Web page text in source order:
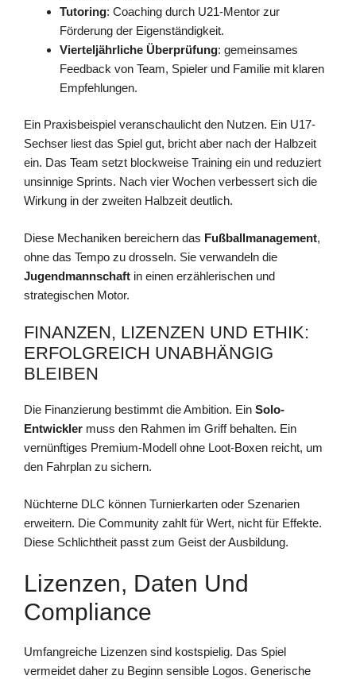
Tutoring: Coaching durch U21-Mentor zur
Förderung der Eigenständigkeit.
Vierteljährliche Überprüfung: gemeinsames
Feedback von Team, Spieler und Familie mit klaren
Empfehlungen.
Ein Praxisbeispiel veranschaulicht den Nutzen. Ein U17-
Sechser liest das Spiel gut, bricht aber nach der Halbzeit
ein. Das Team setzt blockweise Training ein und reduziert
unsinnige Sprints. Nach vier Wochen verbessert sich die
Wirkung in der zweiten Halbzeit deutlich.
Diese Mechaniken bereichern das Fußballmanagement,
ohne das Tempo zu drosseln. Sie verwandeln die
Jugendmannschaft in einen erzählerischen und
strategischen Motor.
FINANZEN, LIZENZEN UND ETHIK:
ERFOLGREICH UNABHÄNGIG
BLEIBEN
Die Finanzierung bestimmt die Ambition. Ein Solo-
Entwickler muss den Rahmen im Griff behalten. Ein
vernünftiges Premium-Modell ohne Loot-Boxen reicht, um
den Fahrplan zu sichern.
Nüchterne DLC können Turnierkarten oder Szenarien
erweitern. Die Community zahlt für Wert, nicht für Effekte.
Diese Schlichtheit passt zum Geist der Ausbildung.
Lizenzen, Daten Und
Compliance
Umfangreiche Lizenzen sind kostspielig. Das Spiel
vermeidet daher zu Beginn sensible Logos. Generische